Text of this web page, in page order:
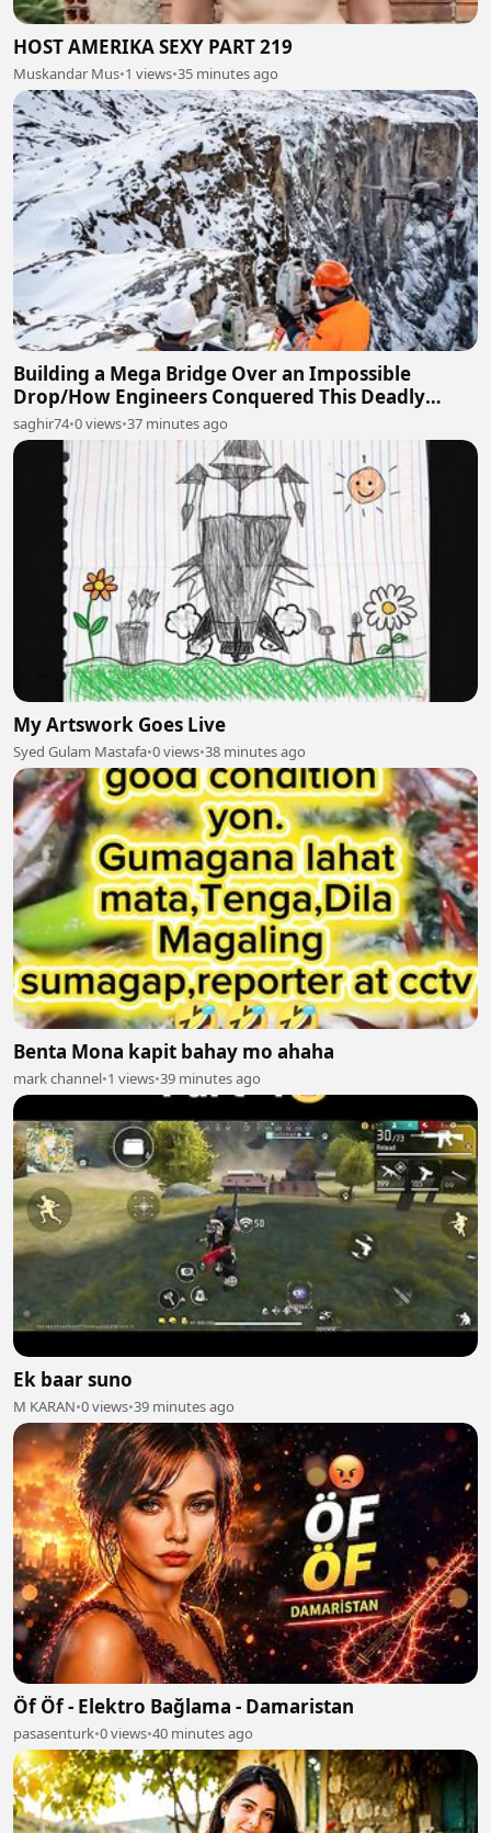
HOST AMERIKA SEXY PART 219
Muskandar Mus•1 views•35 minutes ago
Building a Mega Bridge Over an Impossible
Drop/How Engineers Conquered This Deadly
Mountain Gap
saghir74•0 views•37 minutes ago
My Artswork Goes Live
Syed Gulam Mastafa•0 views•38 minutes ago
Benta Mona kapit bahay mo ahaha
mark channel•1 views•39 minutes ago
Ek baar suno
M KARAN•0 views•39 minutes ago
Öf Öf - Elektro Bağlama - Damaristan
pasasenturk•0 views•40 minutes ago